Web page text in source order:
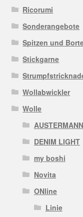
Ricorumi
Sonderangebote
Spitzen und
Stickgarne
Wollabwickler
Wolle
DENIM LIGHT
my boshi
Novita
ONline
Linie